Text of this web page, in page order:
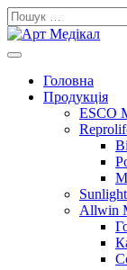
Skip
to
content
Пошук:
Арт
матеріалиГоловна
Продукція
ESCO
Allwin